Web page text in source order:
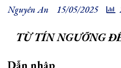
Nguyên An 15/05/2025
TỪ TÍN NGƯỠNG